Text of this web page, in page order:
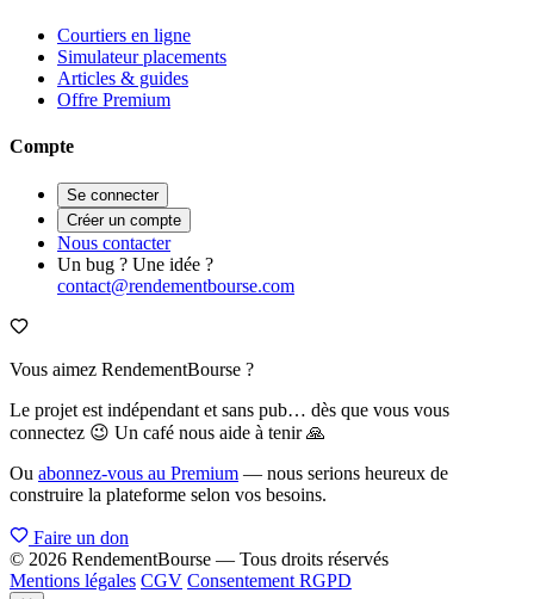
Courtiers en ligne
Simulateur placements
Articles & guides
Offre Premium
Compte
Se connecter
Créer un compte
Nous contacter
Un bug ? Une idée ?
contact@rendementbourse.com
Vous aimez RendementBourse ?
Le projet est indépendant et sans pub… dès que vous vous
connectez 😉 Un café nous aide à tenir 🙏
Ou abonnez-vous au Premium — nous serions heureux de
construire la plateforme selon vos besoins.
Faire un don
© 2026 RendementBourse — Tous droits réservés
Mentions légales CGV Consentement RGPD